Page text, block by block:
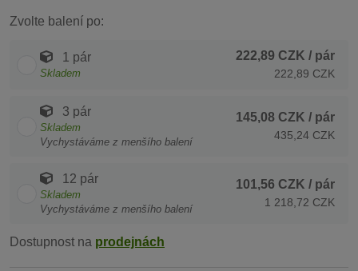
Zvolte balení po:
1 pár
Skladem
222,89 CZK / pár
222,89 CZK
3 pár
Skladem
Vychystáváme z menšího balení
145,08 CZK / pár
435,24 CZK
12 pár
Skladem
Vychystáváme z menšího balení
101,56 CZK / pár
1 218,72 CZK
Dostupnost na prodejnách